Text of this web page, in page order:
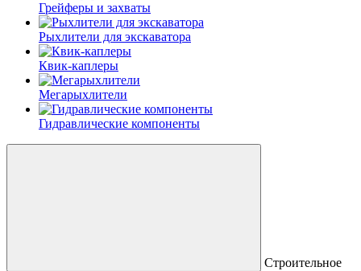
Грейферы и захваты
Рыхлители для экскаватора
Квик-каплеры
Мегарыхлители
Гидравлические компоненты
Строительное